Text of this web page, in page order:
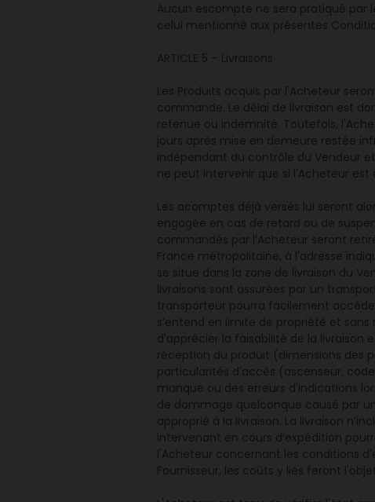
Aucun escompte ne sera pratiqué par
celui mentionné aux présentes
ARTICLE 5 – Livraisons
Les Produits acquis par l'Acheteur
commande. Le délai de livraison est
retenue ou indemnité. Toutefois,
jours après mise en demeure restée
indépendant du contrôle du Vendeur
ne peut intervenir que si l'Acheteur est
Les acomptes déjà versés lui seront
engagée en cas de retard ou de
commandés par l’Acheteur seront
France métropolitaine, à l'adresse
se situe dans la zone de livraison du
livraisons sont assurées par un
transporteur pourra facilement
s’entend en limite de propriété et
d'apprécier la faisabilité de la livraison
réception du produit (dimensions des
particularités d'accès (ascenseur,
manque ou des erreurs d'indications
de dommage quelconque causé par
approprié à la livraison. La livraison
intervenant en cours d’expédition
l'Acheteur concernant les conditions
Fournisseur, les coûts y liés feront